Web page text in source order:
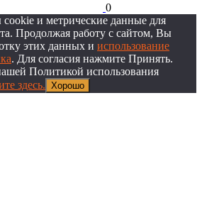
0
и метрические данные для
Продолжая работу с сайтом, Вы
этих данных и использование
. Для согласия нажмите Принять.
Политикой использования
здесь. Хорошо